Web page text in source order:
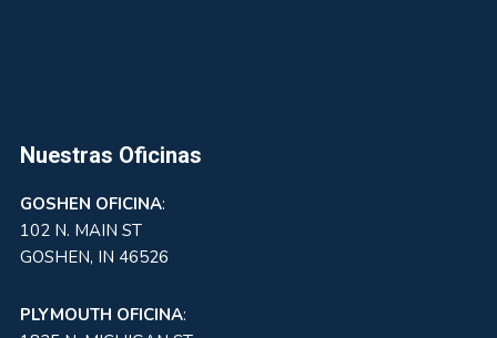
Nuestras Oficinas
GOSHEN OFICINA:
102 N. MAIN ST
GOSHEN, IN 46526
PLYMOUTH OFICINA: